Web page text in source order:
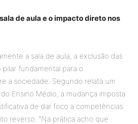
de aula e o impacto direto nos
a sala de aula, a exclusão das
fundamental para o
a sociedade. Segundo relata um
Ensino Médio, a mudança imposta
de dar foco a competências
reverso. “Na prática acho que